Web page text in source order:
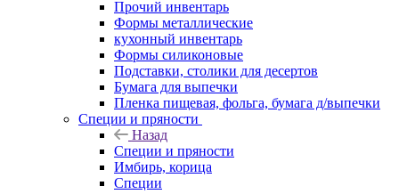
Прочий инвентарь
Формы металлические
кухонный инвентарь
Формы силиконовые
Подставки, столики для десертов
Бумага для выпечки
Пленка пищевая, фольга, бумага д/выпечки
Специи и пряности
Назад
Специи и пряности
Имбирь, корица
Специи